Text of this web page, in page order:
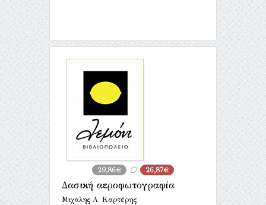
29,86€ 26,87€
Δασική αεροφωτογραφία
Μιχάλης Α. Καρτέρης